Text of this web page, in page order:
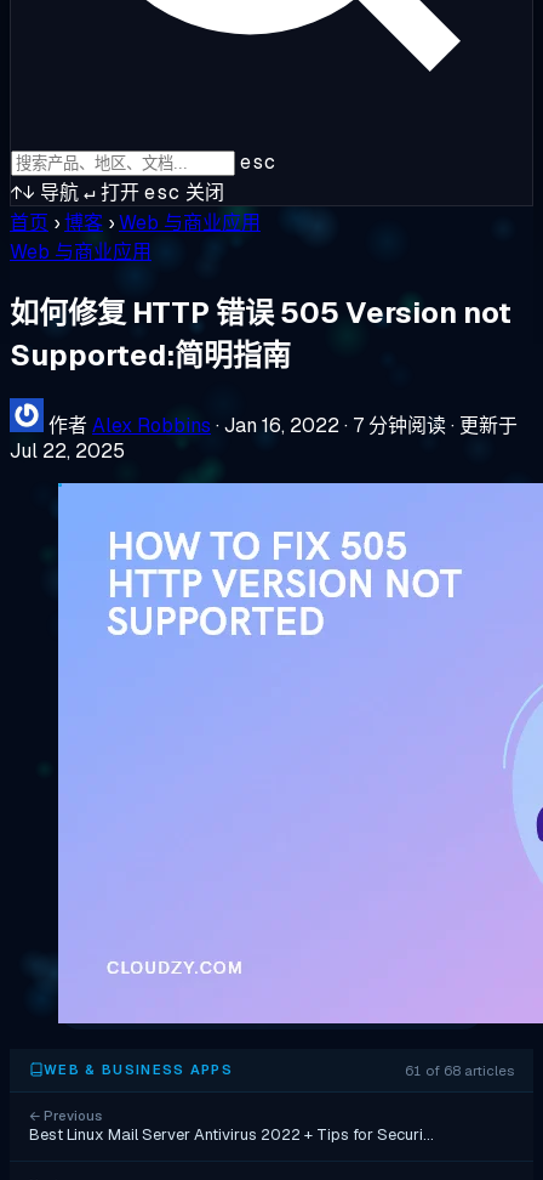
esc
↑↓ 导航↵打开esc 关闭
首页 ›博客 ›Web 与商业应用
Web 与商业应用
如何修复 HTTP 错误 505 Version not
Supported:简明指南
作者Alex Robbins ·Jan 16, 2022· 7 分钟阅读· 更新于
Jul 22, 2025
WEB & BUSINESS APPS 61 of 68 articles
← Previous
Best Linux Mail Server Antivirus 2022 + Tips for Securi…